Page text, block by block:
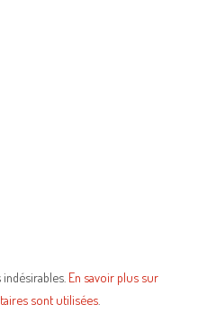
En savoir plus sur
sont utilisées